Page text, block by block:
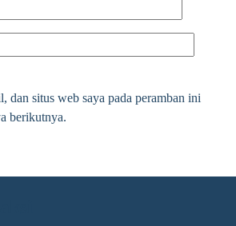
dan situs web saya pada peramban ini
berikutnya.